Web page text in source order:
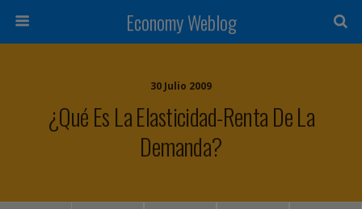
Economy Weblog
30 Julio 2009
¿Qué Es La Elasticidad-Renta De La
Demanda?